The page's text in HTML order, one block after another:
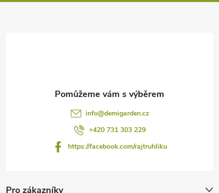
info@demigarden.cz
+420 731 303 229
https://facebook.com/rajtruhliku
Pro zákazníky